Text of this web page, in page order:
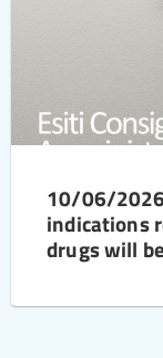
10/06/
indications
drugs will